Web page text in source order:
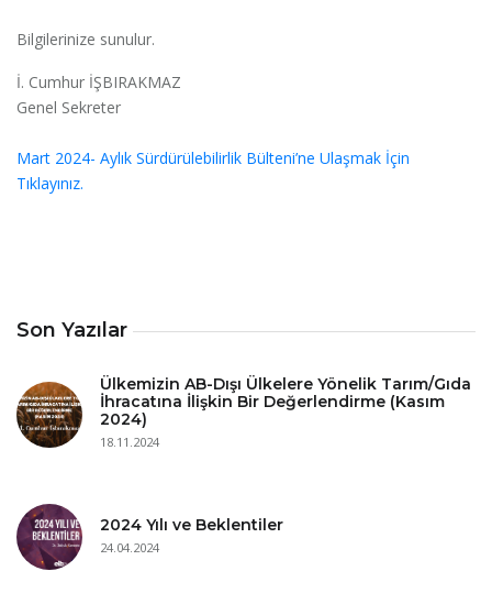
Son Yazılar
Ülkemizin AB-Dışı Ülkelere Yönelik Tarım/Gıda
İhracatına İlişkin Bir Değerlendirme (Kasım
2024)
18.11.2024
2024 Yılı ve Beklentiler
24.04.2024
Bilgilerinize sunulur.
İ. Cumhur İŞBIRAKMAZ
Genel Sekreter
Mart 2024- Aylık Sürdürülebilirlik Bülteni’ne Ulaşmak İçin
Tıklayınız.